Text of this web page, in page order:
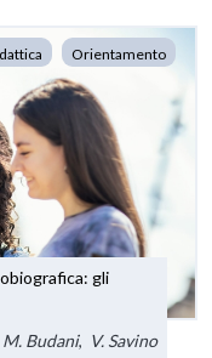
Orientamento
gli
M. Budani, V. Savino